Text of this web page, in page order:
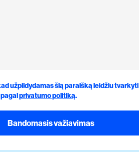
užpildydamas šią paraišką leidžiu tvarkyti
privatumo politiką.